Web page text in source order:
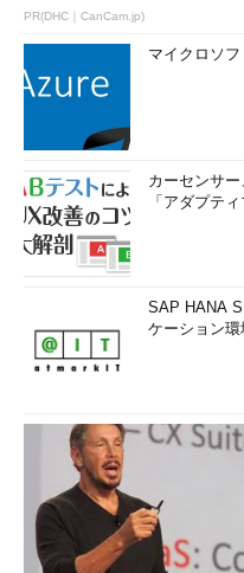
PR(DHC｜CanCam.jp)
マイクロソ
カーセンサ
「アダプテ
SAP HANA
ケーション